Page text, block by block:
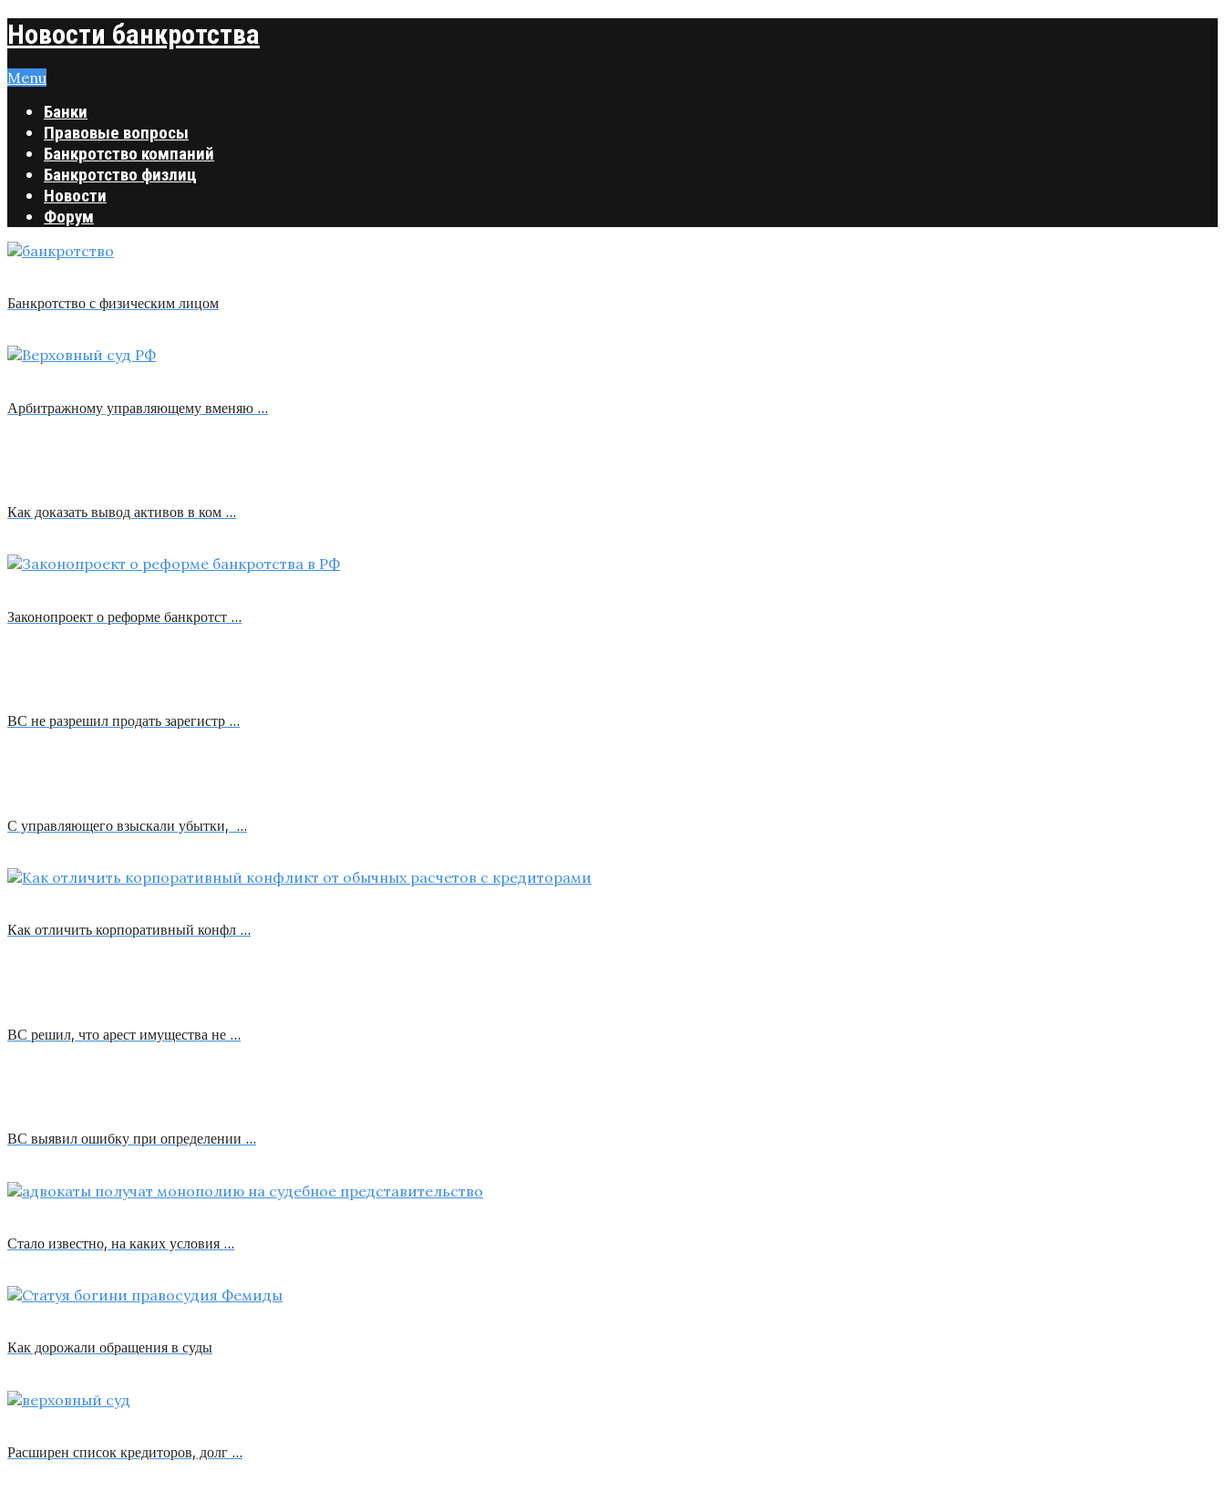
Новости банкротства
Menu
Банки
Правовые вопросы
Банкротство компаний
Банкротство физлиц
Новости
Форум
Банкротство с физическим лицом
Арбитражному управляющему вменяю …
Как доказать вывод активов в ком …
Законопроект о реформе банкротст …
ВС не разрешил продать зарегистр …
С управляющего взыскали убытки, …
Как отличить корпоративный конфл …
ВС решил, что арест имущества не …
ВС выявил ошибку при определении …
Стало известно, на каких условия …
Как дорожали обращения в суды
Расширен список кредиторов, долг …